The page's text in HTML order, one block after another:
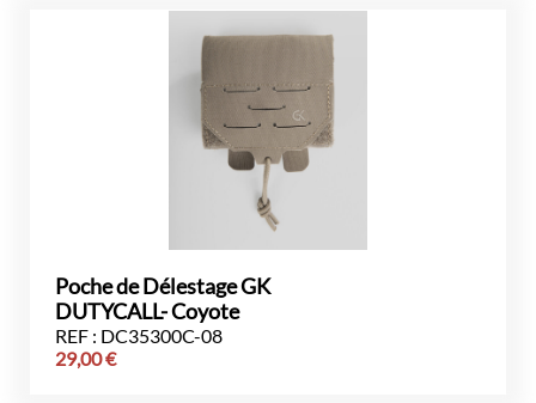
Poche de Délestage GK
DUTYCALL- Coyote
REF : DC35300C-08
29,00€